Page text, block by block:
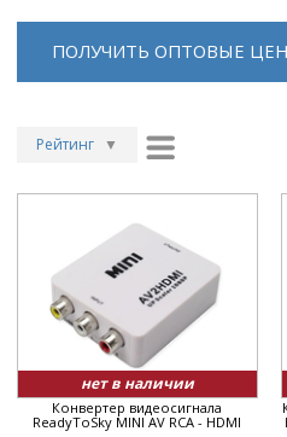
ПОЛУЧИТЬ ОПТОВЫЕ
Рейтинг ▼
Дата ▼
Цена
Цена ▼
нет в наличии
Конвертер видеосигнала
ReadyToSky MINI AV RCA - HDMI